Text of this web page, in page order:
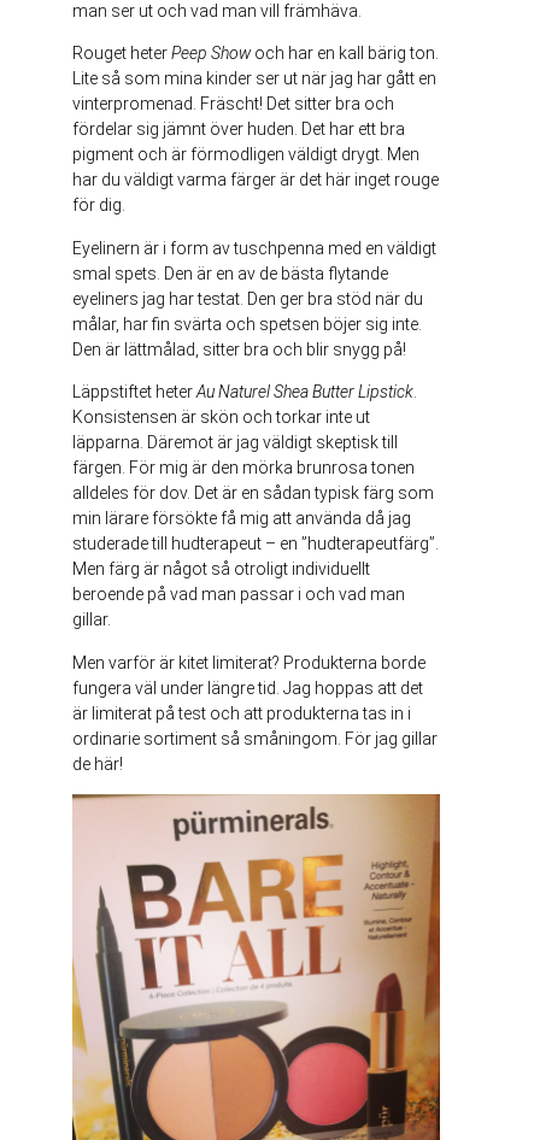
man ser ut och vad man vill främhäva.
Rouget heterPeep Showoch har en kall bärig ton.
Lite så som mina kinder ser ut när jag har gått en
vinterpromenad. Fräscht! Det sitter bra och
fördelar sig jämnt över huden. Det har ett bra
pigment och är förmodligen väldigt drygt. Men
har du väldigt varma färger är det här inget rouge
för dig.
Eyelinern är i form av tuschpenna med en väldigt
smal spets. Den är en av de bästa flytande
eyeliners jag har testat. Den ger bra stöd när du
målar, har fin svärta och spetsen böjer sig inte.
Den är lättmålad, sitter bra och blir snygg på!
Läppstiftet heterAu Naturel Shea Butter Lipstick.
Konsistensen är skön och torkar inte ut
läpparna. Däremot är jag väldigt skeptisk till
färgen. För mig är den mörka brunrosa tonen
alldeles för dov. Det är en sådan typisk färg som
min lärare försökte få mig att använda då jag
studerade till hudterapeut – en ”hudterapeutfärg”.
Men färg är något så otroligt individuellt
beroende på vad man passar i och vad man
gillar.
Men varför är kitet limiterat? Produkterna borde
fungera väl under längre tid. Jag hoppas att det
är limiterat på test och att produkterna tas in i
ordinarie sortiment så småningom. För jag gillar
de här!